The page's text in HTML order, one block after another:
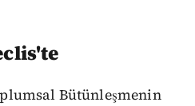
Bütünleşmenin